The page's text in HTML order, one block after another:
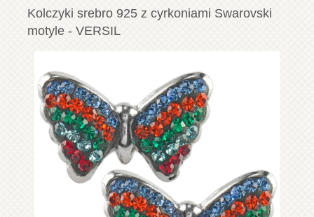
Kolczyki srebro 925 z cyrkoniami Swarovski
motyle - VERSIL